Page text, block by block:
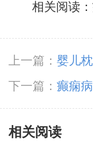
相关阅读
上一篇： 婴儿
下一篇： 癫痫
相关阅读